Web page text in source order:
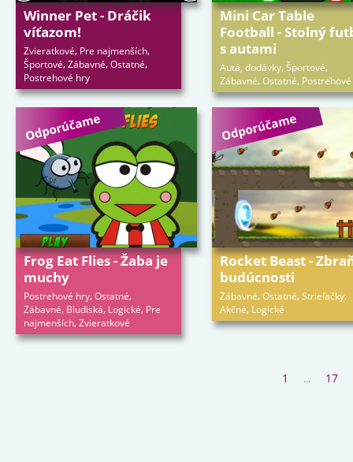
Winner Pet - Dráčik
víťazom!
Zvieratkové, Pre najmenších,
Športové,Zábavné,Ostatné,
Postrehové hry
Mini Car Table
Football - Stolný
s autami
Autá, dodávky,Športové,
Zábavné,Ostatné,
Frog Eat Flies - Žaba je
muchy
Postrehové hry,Ostatné,
Zábavné, Bludiská, Logické, Pre
najmenších,Zvieratkové
Rocket Beast -
budúcnosti
Zábavné,Ostatné,Strieľačky,
Akčné, Logické
1 ... 17